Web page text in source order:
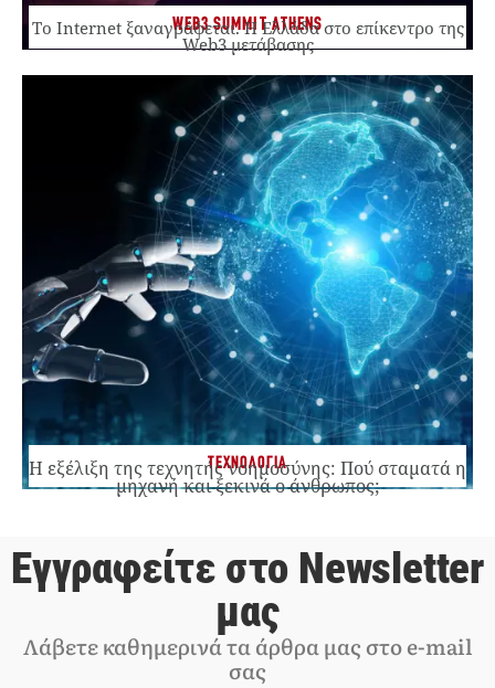
WEB3 SUMMIT ATHENS
Το Internet ξαναγράφεται. Η Ελλάδα στο επίκεντρο της
Web3 μετάβασης
ΤΕΧΝΟΛΟΓΙΑ
Η εξέλιξη της τεχνητής νοημοσύνης: Πού σταματά η
μηχανή και ξεκινά ο άνθρωπος;
Εγγραφείτε στο Newsletter
μας
Λάβετε καθημερινά τα άρθρα μας στο e-mail
σας